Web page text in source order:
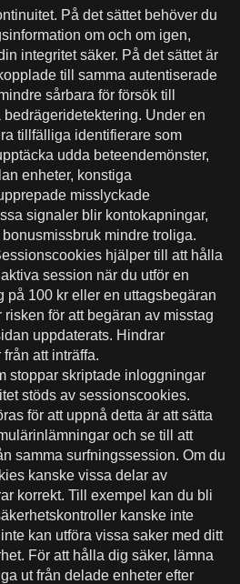
På det sättet behöver du
om och om igen,
integritet säker. På det sättet är
till samma autentiserade
sårbara för försök till
Under en
tillfälliga identifierare som
udda beteendemönster,
enheter, konstiga
misslyckade
signaler blir kontokapningar,
mindre troliga.
hjälper till att hålla
session när du utför en
på 100 kr eller en uttagsbegäran
risken för att begäran av misstag
uppdaterats. Hindrar
att inträffa.
stoppar skriptade inloggningar
stöds av sessionscookies.
för att uppnå detta är att sätta
och se till att
samma surfningssession. Om du
kanske vissa delar av
korrekt. Till exempel kan du bli
kanske inte
kan utföra vissa saker med ditt
För att hålla dig säker, lämna
ut från delade enheter efter